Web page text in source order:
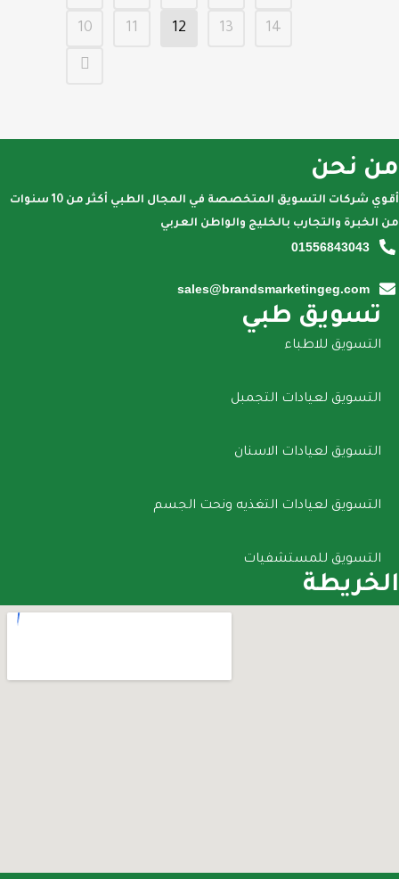
10 11 12 13 14
من نحن
أقوي شركات التسويق المتخصصة في المجال الطبي أكثر من 10 سنوات
من الخبرة والتجارب بالخليج والواطن العربي
01556843043
sales@brandsmarketingeg.com
تسويق طبي
التسويق للاطباء
التسويق لعيادات التجمبل
التسويق لعيادات الاسنان
التسويق لعيادات التغذيه ونحت الجسم
التسويق للمستشفيات
الخريطة